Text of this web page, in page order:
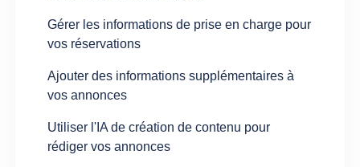
Gérer les informations de prise en charge pour
vos réservations
Ajouter des informations supplémentaires à
vos annonces
Utiliser l'IA de création de contenu pour
rédiger vos annonces